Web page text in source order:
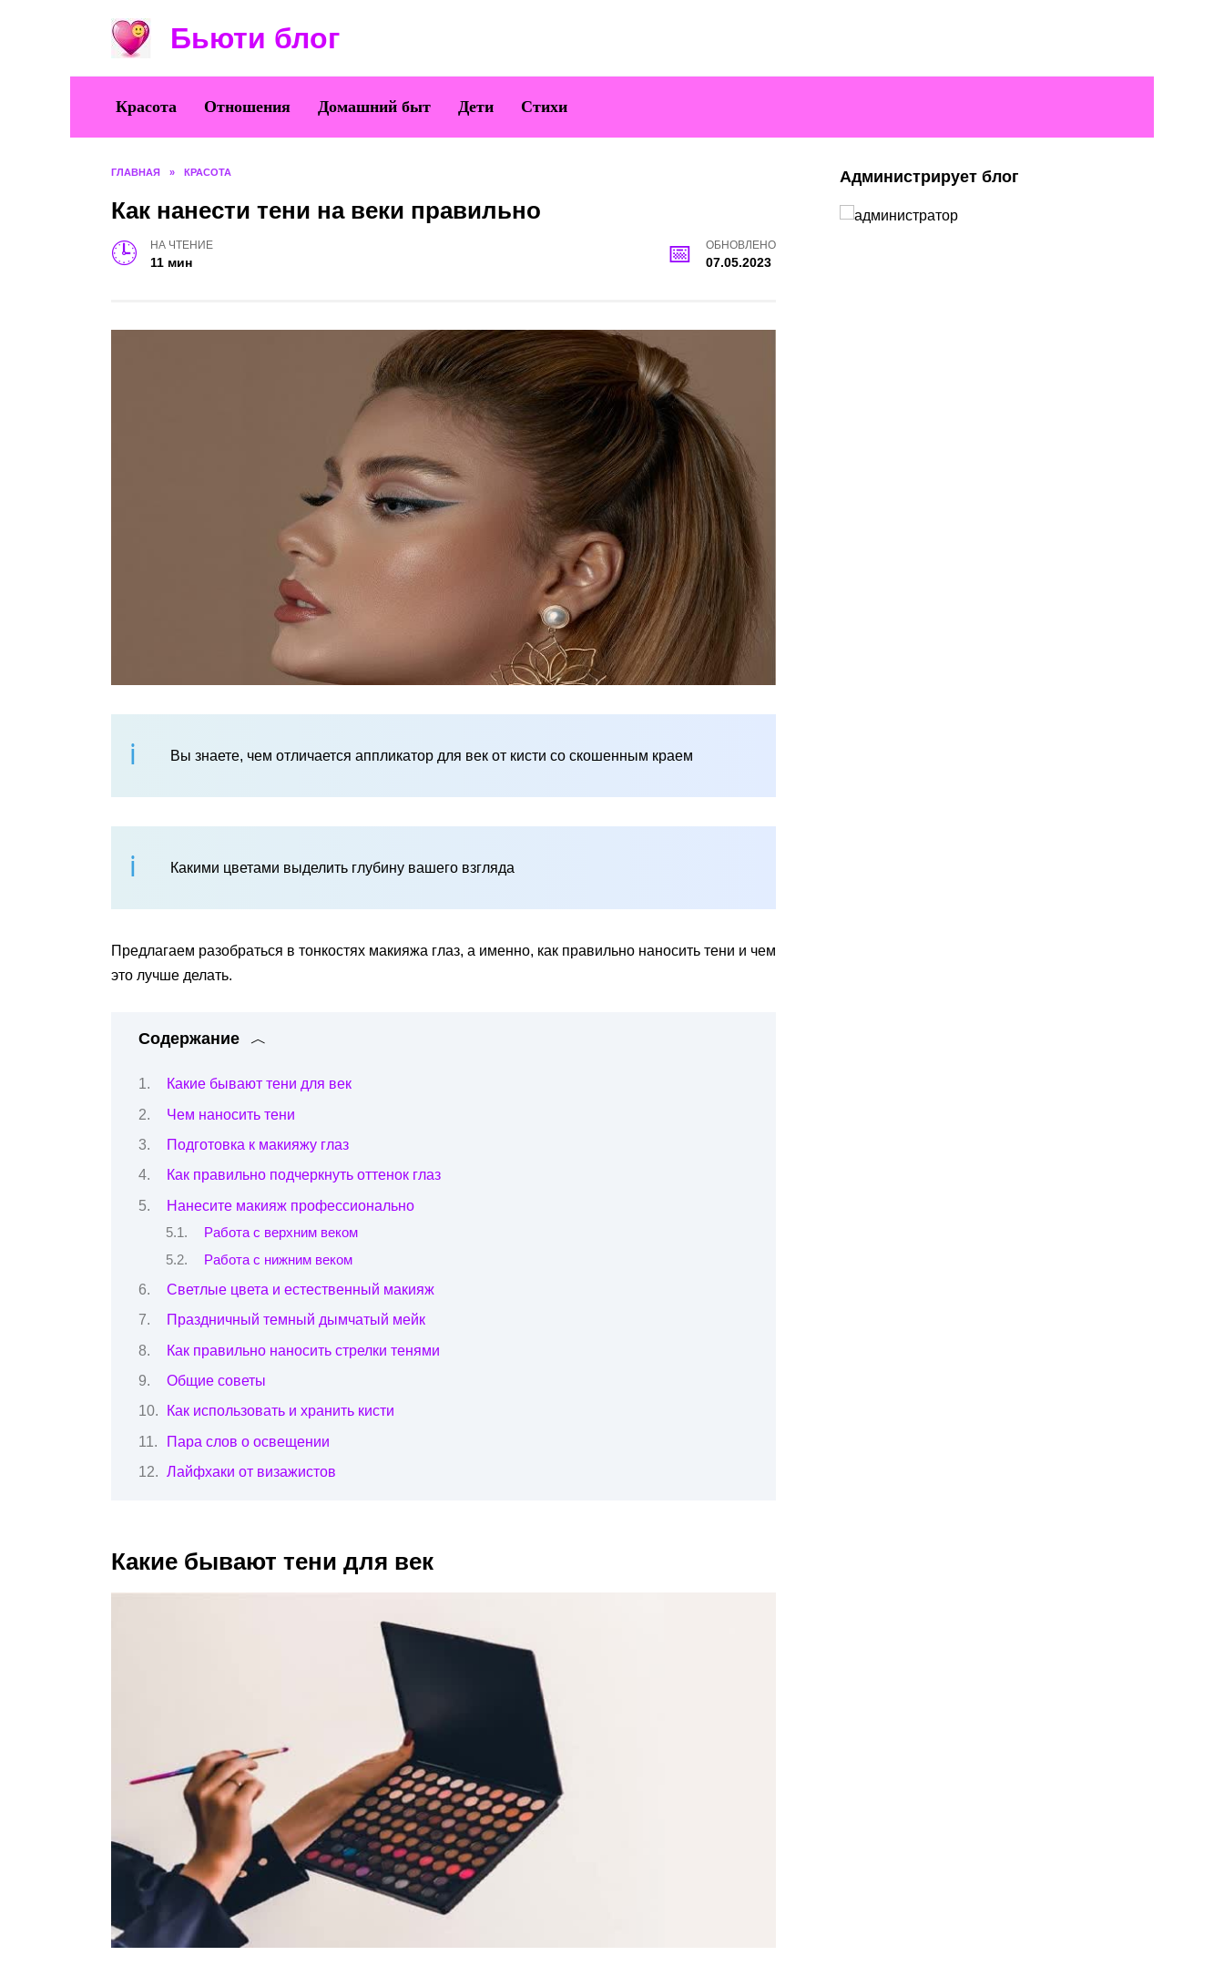
Бьюти блог
Красота Отношения Домашний быт Дети Стихи
ГЛАВНАЯ » КРАСОТА
Как нанести тени на веки правильно
НА ЧТЕНИЕ
11 мин
ОБНОВЛЕНО
07.05.2023
Вы знаете, чем отличается аппликатор для век от кисти со скошенным краем
Какими цветами выделить глубину вашего взгляда
Предлагаем разобраться в тонкостях макияжа глаз, а именно, как правильно наносить тени и чем
это лучше делать.
Содержание
Какие бывают тени для век
Чем наносить тени
Подготовка к макияжу глаз
Как правильно подчеркнуть оттенок глаз
Нанесите макияж профессионально
Работа с верхним веком
Работа с нижним веком
Светлые цвета и естественный макияж
Праздничный темный дымчатый мейк
Как правильно наносить стрелки тенями
Общие советы
Как использовать и хранить кисти
Пара слов о освещении
Лайфхаки от визажистов
Какие бывают тени для век
Администрирует блог